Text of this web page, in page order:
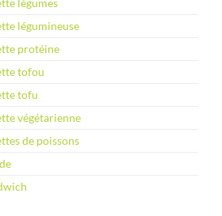
légumineuse
protéine
tofou
tofu
végétarienne
de poissons